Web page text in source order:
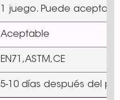
1 juego. Puede aceptar
Aceptable
EN71,ASTM,CE
5-10 días después del